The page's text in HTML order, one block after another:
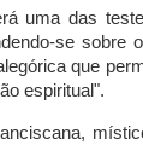
uma das
se sobre
que
espiritual".